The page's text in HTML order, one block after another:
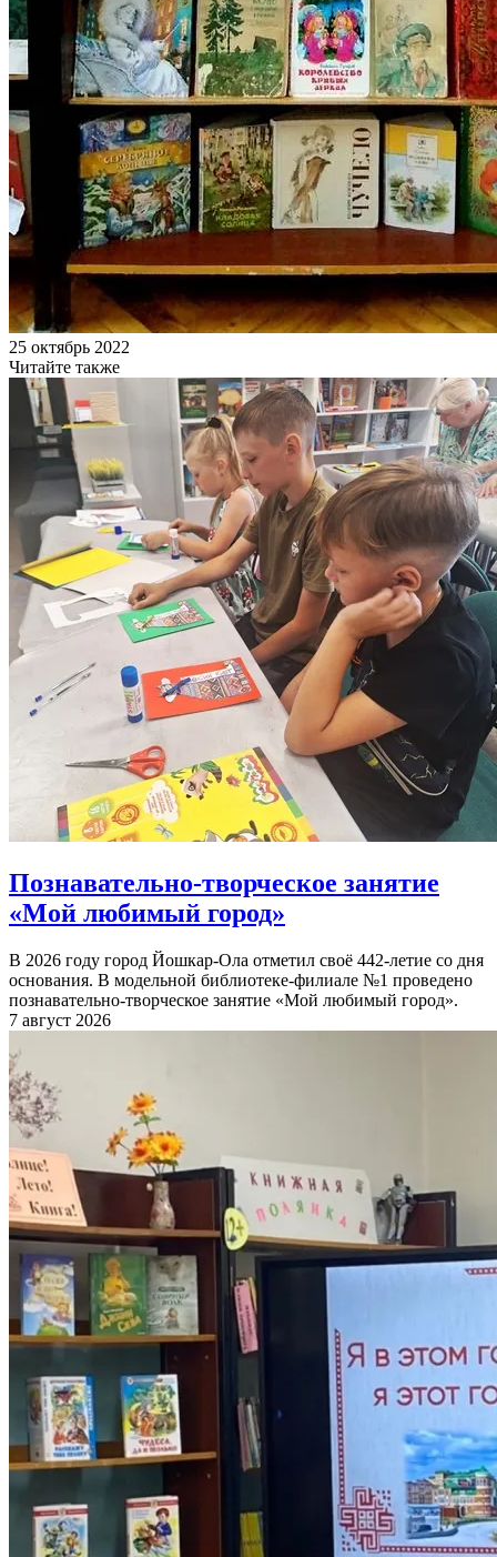
25 октябрь 2022
Читайте также
Познавательно-творческое занятие
«Мой любимый город»
В 2026 году город Йошкар-Ола отметил своё 442-летие со дня
основания. В модельной библиотеке-филиале №1 проведено
познавательно-творческое занятие «Мой любимый город».
7 август 2026